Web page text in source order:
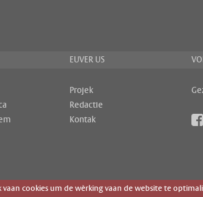
EUVER US
Projek
Redactie
Kontak
cookies um de wèrking vaan de website te